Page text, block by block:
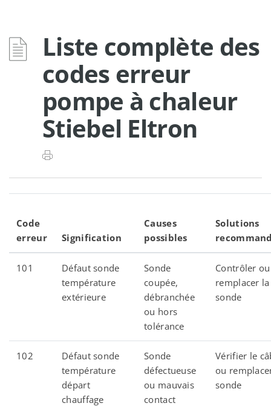
Liste complète des
codes erreur
pompe à chaleur
Stiebel Eltron
Code
erreur
Signification
Causes
possibles
Solutions
101
Défaut sonde
température
extérieure
Sonde
coupée,
débranchée
ou hors
tolérance
Contrôler ou
remplacer la
sonde
102
Défaut sonde
température
départ
chauffage
Sonde
défectueuse
ou mauvais
contact
Vérifier le
ou
sonde